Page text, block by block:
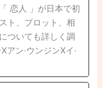
恋人 」が日本で初
ト、プロット、相
ついても詳しく調
アン·ウンジンXイ·